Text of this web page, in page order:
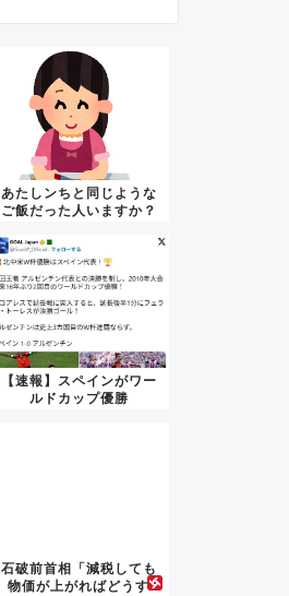
あたしンちと同じような
ご飯だった人いますか？
【速報】スペインがワー
ルドカップ優勝
石破前首相「減税しても
物価が上がればどうす